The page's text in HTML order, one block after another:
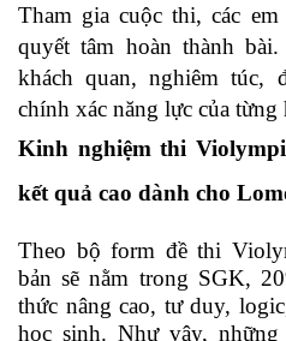
Tham gia cuộc thi, các
quyết tâm hoàn thành
khách quan, nghiêm túc,
chính xác năng lực của từng
Kinh nghiệm thi
kết quả cao dành cho
Theo bộ form đề thi
bản sẽ nằm trong SGK,
thức nâng cao, tư duy,
học sinh. Như vậy,